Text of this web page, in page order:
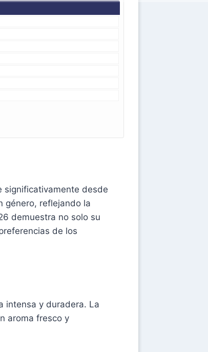
significativamente desde
género, reflejando la
demuestra no solo su
de los
intensa y duradera. La
aroma fresco y